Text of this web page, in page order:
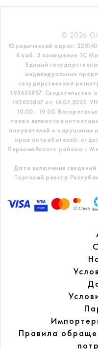
© 2026
Юридический адрес:
4 каб. 3 помещение ТС
Единый
индивидуальных
государственной
193635857. Свидетельство
193635857 от 14.07.2022.
10.00 - 19.00.
также являются
покупателей о нарушении
прав потребителей:
Первомайского района г.
Дата включения
Торговый реестр
Правила